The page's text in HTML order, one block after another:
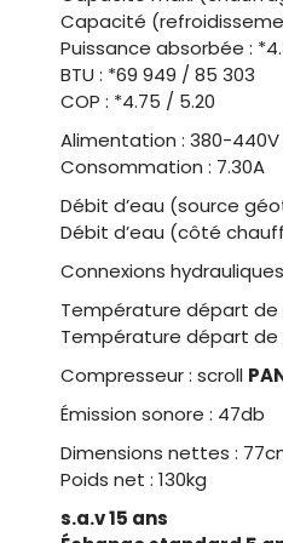
Capacité
Puissance absorbée :
BTU : *69 949 / 85 303
COP : *4.75 / 5.20
Alimentation : 380-
Consommation : 7.30A
Débit d’eau (source
Débit d’eau (côté
Connexions hydrauliques
Température départ de
Température départ de
Compresseur : scroll
Émission sonore : 47db
Dimensions nettes :
Poids net : 130kg
s.a.v 15 ans